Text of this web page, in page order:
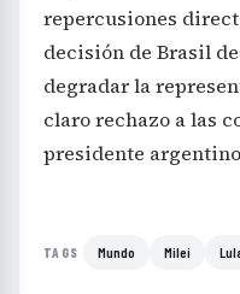
repercusiones
decisión de Brasil
degradar la
claro rechazo a las
presidente
TAGS Mundo Milei